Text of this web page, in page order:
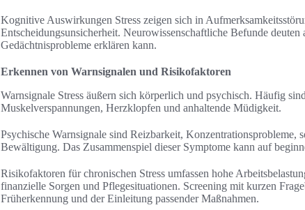
Kognitive Auswirkungen Stress zeigen sich in
Entscheidungsunsicherheit. Neurowissenschaftliche Befunde
Gedächtnisprobleme erklären kann.
Erkennen von Warnsignalen und Risikofaktoren
Warnsignale Stress äußern sich körperlich und psychisch. Häufig
Muskelverspannungen, Herzklopfen und anhaltende Müdigkeit.
Psychische Warnsignale sind Reizbarkeit, Konzentrationsprobleme,
Bewältigung. Das Zusammenspiel dieser Symptome kann auf
Risikofaktoren für chronischen Stress umfassen hohe
finanzielle Sorgen und Pflegesituationen. Screening mit kurzen
Früherkennung und der Einleitung passender Maßnahmen.